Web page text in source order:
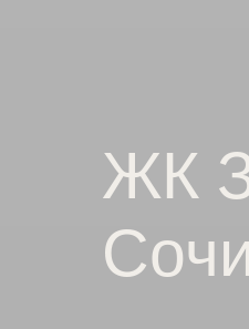
ЖК